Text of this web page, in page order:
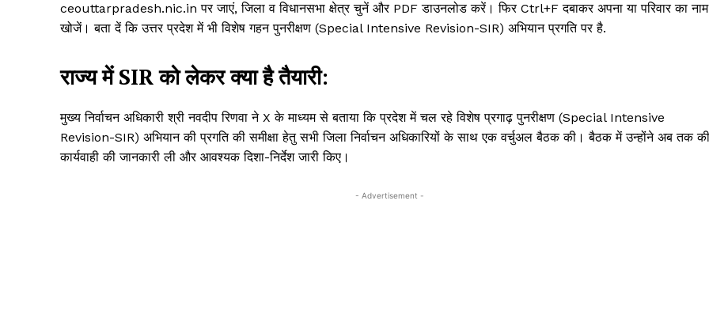
ceouttarpradesh.nic.in पर जाएं, जिला व विधानसभा क्षेत्र चुनें और PDF डाउनलोड करें। फिर Ctrl+F दबाकर अपना या परिवार का नाम
खोजें। बता दें कि उत्तर प्रदेश में भी विशेष गहन पुनरीक्षण (Special Intensive Revision-SIR) अभियान प्रगति पर है.
राज्य में SIR को लेकर क्या है तैयारी:
मुख्य निर्वाचन अधिकारी श्री नवदीप रिणवा ने X के माध्यम से बताया कि प्रदेश में चल रहे विशेष प्रगाढ़ पुनरीक्षण (Special Intensive
Revision-SIR) अभियान की प्रगति की समीक्षा हेतु सभी जिला निर्वाचन अधिकारियों के साथ एक वर्चुअल बैठक की। बैठक में उन्होंने अब तक की
कार्यवाही की जानकारी ली और आवश्यक दिशा-निर्देश जारी किए।
- Advertisement -